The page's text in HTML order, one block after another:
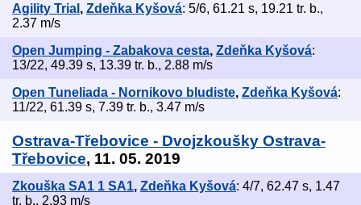
Agility Trial , Zdeňka Kyšová: 5/6, 61.21 s, 19.21 tr. b.,
2.37 m/s
Open Jumping - Zabakova cesta, Zdeňka Kyšová:
13/22, 49.39 s, 13.39 tr. b., 2.88 m/s
Open Tuneliada - Nornikovo bludiste, Zdeňka Kyšová:
11/22, 61.39 s, 7.39 tr. b., 3.47 m/s
Ostrava-Třebovice - Dvojzkoušky Ostrava-
Třebovice, 11. 05. 2019
Zkouška SA1 1 SA1, Zdeňka Kyšová: 4/7, 62.47 s, 1.47
tr. b., 2.93 m/s